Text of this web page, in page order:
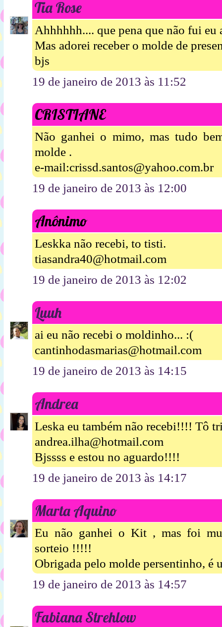
Tia Rose
Ahhhhhh.... que pena que não fui eu
Mas adorei receber o molde de
bjs
19 de janeiro de 2013 às 11:52
CRISTIANE
Não ganhei o mimo, mas tudo
molde .
e-mail:crissd.santos@yahoo.com.br
19 de janeiro de 2013 às 12:00
Anônimo
Leskka não recebi, to tisti.
tiasandra40@hotmail.com
19 de janeiro de 2013 às 12:02
Luuh
ai eu não recebi o moldinho... :(
cantinhodasmarias@hotmail.com
19 de janeiro de 2013 às 14:15
Andrea
Leska eu também não recebi!!!! Tô
andrea.ilha@hotmail.com
Bjssss e estou no aguardo!!!!
19 de janeiro de 2013 às 14:17
Marta Aquino
Eu não ganhei o Kit , mas foi
sorteio !!!!!
Obrigada pelo molde persentinho, é
19 de janeiro de 2013 às 14:57
Fabiana Strehlow